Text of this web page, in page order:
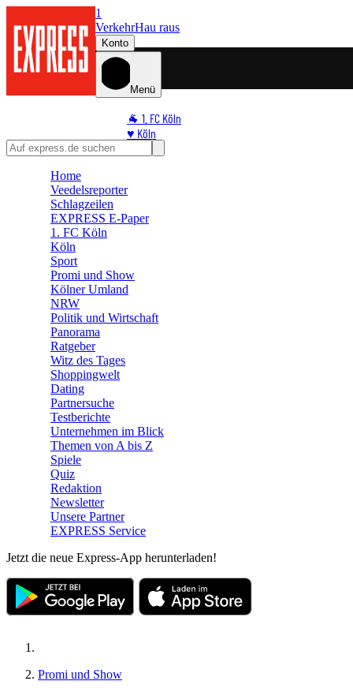
1
VerkehrHau raus
Konto
Menü
🐐 1. FC Köln
♥️ Köln
🛒 Shoppingwelt
Home
Veedelsreporter
Schlagzeilen
EXPRESS E-Paper
1. FC Köln
Köln
Sport
Promi und Show
Kölner Umland
NRW
Politik und Wirtschaft
Panorama
Ratgeber
Witz des Tages
Shoppingwelt
Dating
Partnersuche
Testberichte
Unternehmen im Blick
Themen von A bis Z
Spiele
Quiz
Redaktion
Newsletter
Unsere Partner
EXPRESS Service
Jetzt die neue Express-App herunterladen!
Promi und Show